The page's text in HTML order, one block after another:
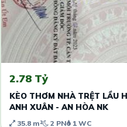
2.78 Tỷ
KÈO THƠM NHÀ TRỆT LẦU
ANH XUÂN - AN HÒA NK
35.8 m² 2 PN 1 WC